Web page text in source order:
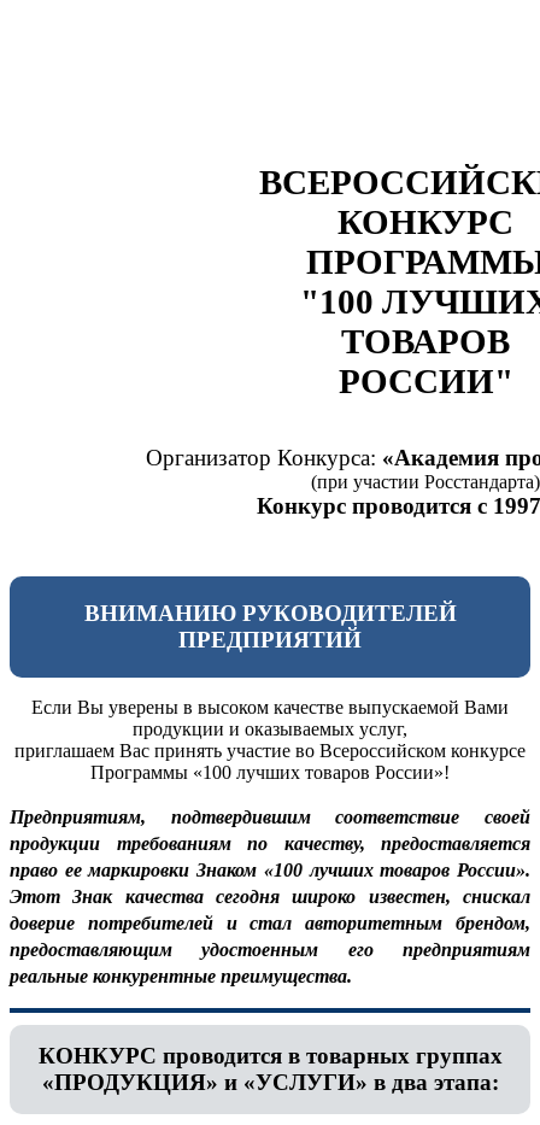
КОНКУРС
"100
ТОВАРОВ
РОССИИ"
Организатор Конкурса: «Академия
(при участии Росстандарта)
Конкурс проводится с
ВНИМАНИЮ РУКОВОДИТЕЛЕЙ
ПРЕДПРИЯТИЙ
Если Вы уверены в высоком качестве выпускаемой Вами
продукции и оказываемых услуг,
приглашаем Вас принять участие во Всероссийском конкурсе
Программы «100 лучших товаров России»!
Предприятиям, подтвердившим соответствие своей
продукции требованиям по качеству, предоставляется
право ее маркировки Знаком «100 лучших товаров России».
Этот Знак качества сегодня широко известен, снискал
доверие потребителей и стал авторитетным брендом,
предоставляющим удостоенным его предприятиям
реальные конкурентные преимущества.
КОНКУРС проводится в товарных группах
«ПРОДУКЦИЯ» и «УСЛУГИ» в два этапа: